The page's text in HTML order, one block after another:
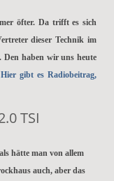
öfter. Da trifft es sich
dieser Technik im
haben wir uns heute
Hier gibt es Radiobeitrag,
TSI
hätte man von allem
auch, aber das